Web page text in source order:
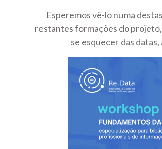
Esperemos vê-lo numa
restantes formações do
se esquecer das